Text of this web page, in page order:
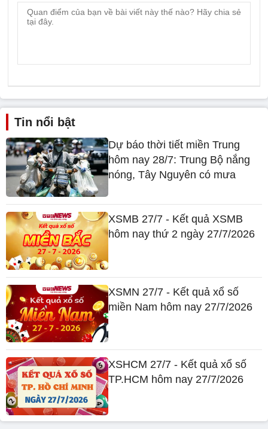
Tin nổi bật
Dự báo thời tiết miền Trung
hôm nay 28/7: Trung Bộ nắng
nóng, Tây Nguyên có mưa
XSMB 27/7 - Kết quả XSMB
hôm nay thứ 2 ngày 27/7/2026
XSMN 27/7 - Kết quả xổ số
miền Nam hôm nay 27/7/2026
XSHCM 27/7 - Kết quả xổ số
TP.HCM hôm nay 27/7/2026